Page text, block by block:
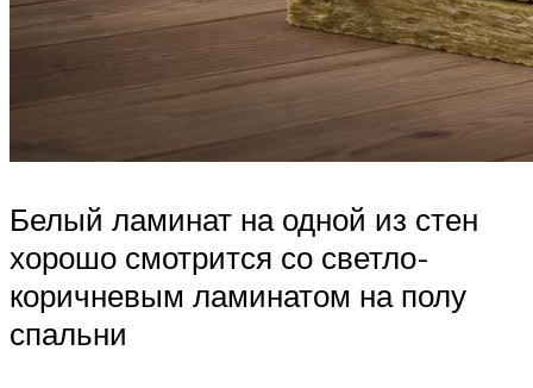
Белый ламинат на одной из стен
хорошо смотрится со светло-
коричневым ламинатом на полу
спальни